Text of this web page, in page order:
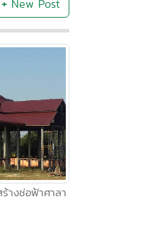
+ New Post
างช่อฟ้าศาลา